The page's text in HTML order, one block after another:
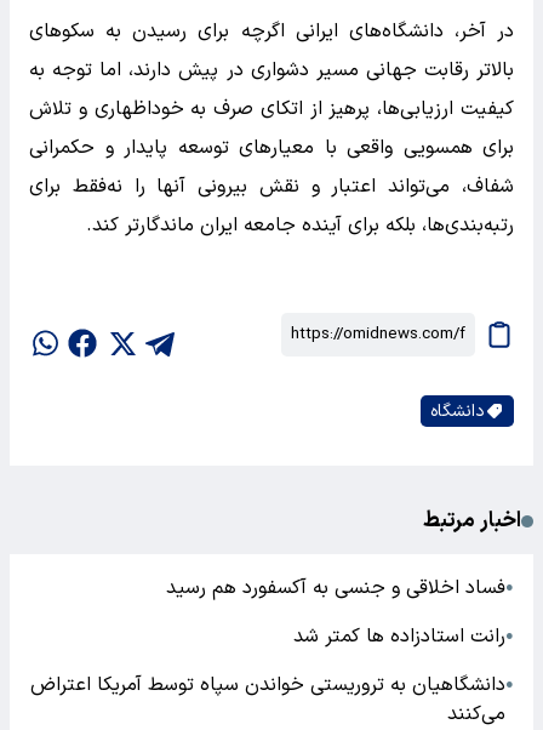
در آخر، دانشگاه‌های ایرانی اگرچه برای رسیدن به سکوهای
بالاتر رقابت جهانی مسیر دشواری در پیش دارند، اما توجه به
کیفیت ارزیابی‌ها، پرهیز از اتکای صرف به خوداظهاری و تلاش
برای همسویی واقعی با معیارهای توسعه پایدار و حکمرانی
شفاف، می‌تواند اعتبار و نقش بیرونی آنها را نه‌فقط برای
رتبه‌بندی‌ها، بلکه برای آینده جامعه ایران ماندگارتر کند.
دانشگاه
اخبار مرتبط
●فساد اخلاقی و جنسی به آکسفورد هم رسید
●رانت استادزاده ها کمتر شد
●دانشگاهیان به تروریستی خواندن سپاه توسط آمریکا اعتراض
می‌کنند